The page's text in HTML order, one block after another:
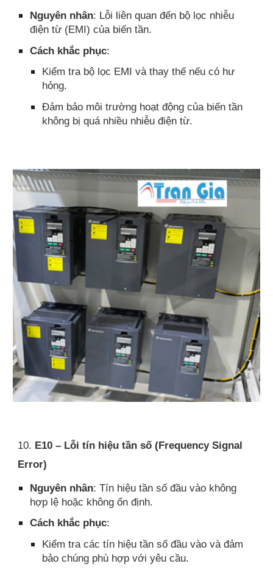
Nguyên nhân: Lỗi liên quan đến bộ lọc nhiễu
điện từ (EMI) của biến tần.
Cách khắc phục:
Kiểm tra bộ lọc EMI và thay thế nếu có hư
hỏng.
Đảm bảo môi trường hoạt động của biến tần
không bị quá nhiều nhiễu điện từ.
10. E10 – Lỗi tín hiệu tần số (Frequency Signal
Error)
Nguyên nhân: Tín hiệu tần số đầu vào không
hợp lệ hoặc không ổn định.
Cách khắc phục:
Kiểm tra các tín hiệu tần số đầu vào và đảm
bảo chúng phù hợp với yêu cầu.